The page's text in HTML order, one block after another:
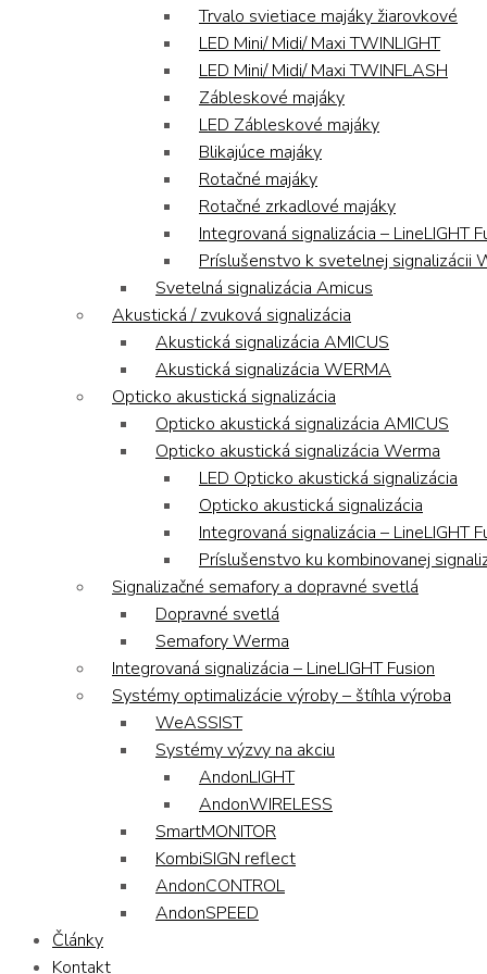
Trvalo svietiace majáky žiarovkové
LED Mini/ Midi/ Maxi TWINLIGHT
LED Mini/ Midi/ Maxi TWINFLASH
Zábleskové majáky
LED Zábleskové majáky
Blikajúce majáky
Rotačné majáky
Rotačné zrkadlové majáky
Integrovaná signalizácia – LineLIGHT
Príslušenstvo k svetelnej signalizácii
Svetelná signalizácia Amicus
Akustická / zvuková signalizácia
Akustická signalizácia AMICUS
Akustická signalizácia WERMA
Opticko akustická signalizácia
Opticko akustická signalizácia AMICUS
Opticko akustická signalizácia Werma
LED Opticko akustická signalizácia
Opticko akustická signalizácia
Integrovaná signalizácia – LineLIGHT
Príslušenstvo ku kombinovanej
Signalizačné semafory a dopravné svetlá
Dopravné svetlá
Semafory Werma
Integrovaná signalizácia – LineLIGHT Fusion
Systémy optimalizácie výroby – štíhla výroba
WeASSIST
Systémy výzvy na akciu
AndonLIGHT
AndonWIRELESS
SmartMONITOR
KombiSIGN reflect
AndonCONTROL
AndonSPEED
Články
Kontakt